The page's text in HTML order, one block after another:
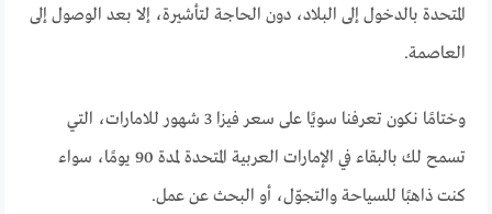
المتحدة بالدخول إلى البلاد، دون الحاجة لتأشيرة، إلا بعد الوصول إلى
العاصمة.
وختامًا نكون تعرفنا سويًا على سعر فيزا 3 شهور للامارات، التي
تسمح لك بالبقاء في الإمارات العربية المتحدة لمدة 90 يومًا، سواء
كنت ذاهبًا للسياحة والتجوّل، أو البحث عن عمل.